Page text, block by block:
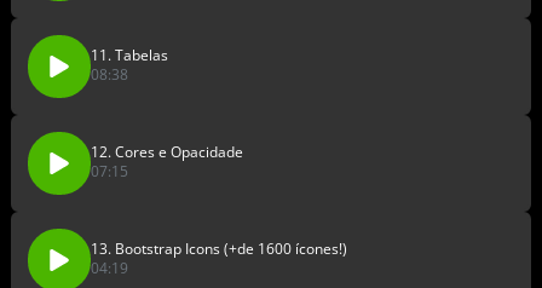
11. Tabelas
08:38
12. Cores e Opacidade
07:15
13. Bootstrap Icons (+de 1600 ícones!)
04:19